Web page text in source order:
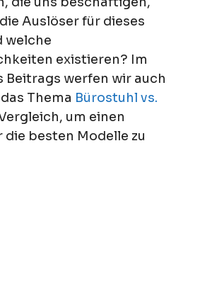
Auslöser für dieses
welche
existieren? Im
Beitrags werfen wir auch
Thema Bürostuhl vs.
um einen
besten Modelle zu